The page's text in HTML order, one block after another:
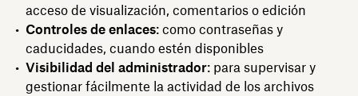
acceso de visualización, comentarios o edición
Controles de enlaces: como contraseñas y
caducidades, cuando estén disponibles
Visibilidad del administrador: para supervisar y
gestionar fácilmente la actividad de los archivos